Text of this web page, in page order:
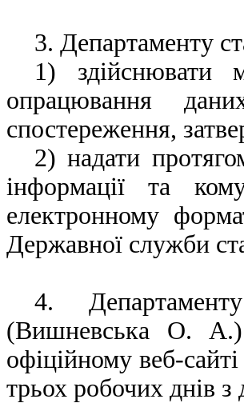
3. Департаменту
1)
здійснювати
опрацювання
спостереження,
2) надати
інформації та
електронному
Державної служби
4.
(Вишневська О. А.)
офіційному веб-
трьох робочих днів з